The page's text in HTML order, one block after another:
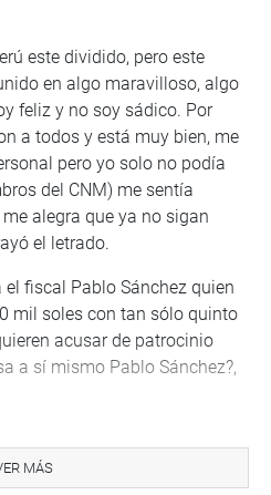
este dividido, pero este
en algo maravilloso, algo
feliz y no soy sádico. Por
a todos y está muy bien, me
pero yo solo no podía
del CNM) me sentía
alegra que ya no sigan
el letrado.
fiscal Pablo Sánchez quien
mil soles con tan sólo quinto
acusar de patrocinio
a sí mismo Pablo Sánchez?,
CNM. «Podría decirse que los
MÁS